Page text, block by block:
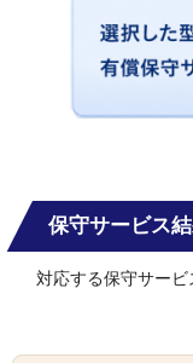
保守サービス
対応する保守サービ